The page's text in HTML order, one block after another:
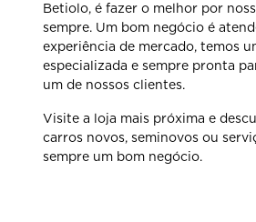
Betiolo, é fazer o melhor por
sempre. Um bom negócio é
experiência de mercado, temos
especializada e sempre pronta
um de nossos clientes.
Visite a loja mais próxima e
carros novos, seminovos ou
sempre um bom negócio.